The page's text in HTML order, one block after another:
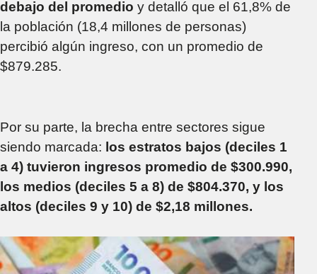
debajo del promedio y detalló que el 61,8% de
la población (18,4 millones de personas)
percibió algún ingreso, con un promedio de
$879.285.
Por su parte, la brecha entre sectores sigue
siendo marcada: los estratos bajos (deciles 1
a 4) tuvieron ingresos promedio de $300.990,
los medios (deciles 5 a 8) de $804.370, y los
altos (deciles 9 y 10) de $2,18 millones.